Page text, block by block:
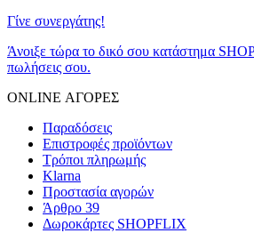
Γίνε συνεργάτης!
Άνοιξε τώρα το δικό σου κατάστημα
πωλήσεις σου.
ONLINE ΑΓΟΡΕΣ
Παραδόσεις
Επιστροφές προϊόντων
Τρόποι πληρωμής
Klarna
Προστασία αγορών
Άρθρο 39
Δωροκάρτες SHOPFLIX